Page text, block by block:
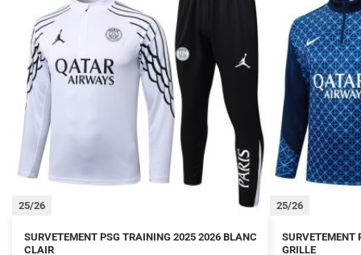
25/26
SURVETEMENT PSG TRAINING 2025 2026 BLANC
CLAIR
Le
prix
Le
prix
Ce
25/26
SURVETEMENT
GRILLE
Le
prix
Le
prix
Ce